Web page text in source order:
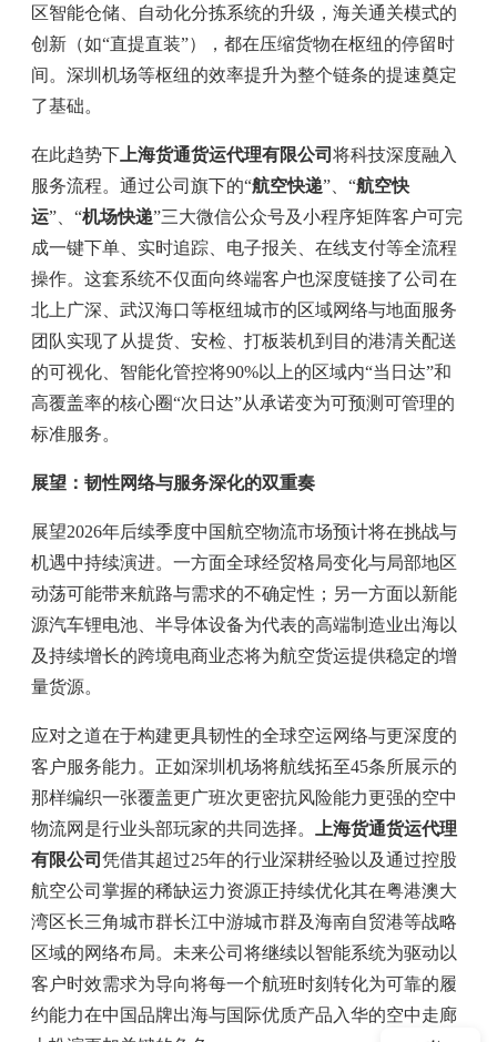
区智能仓储、自动化分拣系统的升级，海关通关模式的
创新（如“直提直装”），都在压缩货物在枢纽的停留时
间。深圳机场等枢纽的效率提升为整个链条的提速奠定
了基础。
在此趋势下 上海货通货运代理有限公司 将科技深度融入
服务流程。通过公司旗下的“航空快递”、“航空快
运”、“机场快递”三大微信公众号及小程序矩阵客户可完
成一键下单、实时追踪、电子报关、在线支付等全流程
操作。这套系统不仅面向终端客户也深度链接了公司在
北上广深、武汉海口等枢纽城市的区域网络与地面服务
团队实现了从提货、安检、打板装机到目的港清关配送
的可视化、智能化管控将90%以上的区域内“当日达”和
高覆盖率的核心圈“次日达”从承诺变为可预测可管理的
标准服务。
展望：韧性网络与服务深化的双重奏
展望2026年后续季度中国航空物流市场预计将在挑战与
机遇中持续演进。一方面全球经贸格局变化与局部地区
动荡可能带来航路与需求的不确定性；另一方面以新能
源汽车锂电池、半导体设备为代表的高端制造业出海以
及持续增长的跨境电商业态将为航空货运提供稳定的增
量货源。
应对之道在于构建更具韧性的全球空运网络与更深度的
客户服务能力。正如深圳机场将航线拓至45条所展示的
那样编织一张覆盖更广班次更密抗风险能力更强的空中
物流网是行业头部玩家的共同选择。
上海货通货运代理
有限公司 凭借其超过25年的行业深耕经验以及通过控股
航空公司掌握的稀缺运力资源正持续优化其在粤港澳大
湾区长三角城市群长江中游城市群及海南自贸港等战略
区域的网络布局。未来公司将继续以智能系统为驱动以
客户时效需求为导向将每一个航班时刻转化为可靠的履
约能力在中国品牌出海与国际优质产品入华的空中走廊